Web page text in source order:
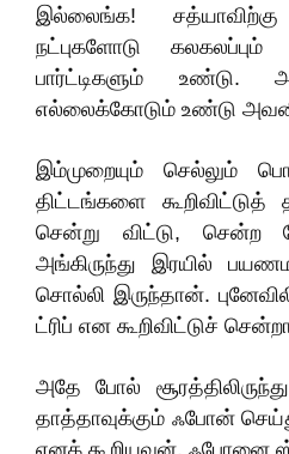
இல்லைங்க!
நட்புகளோடு
பார்ட்டிகளும் உண்டு.
எல்லைக்கோடும் உண்டு
இம்முறையும் செல்லும்‌
திட்டங்களை
சென்று விட்டு, சென்ற
அங்கிருந்து இரயில்
சொல்லி இருந்தான்.
ட்ரிப் என கூறிவிட்டுச்
அதே போல்
தாத்தாவுக்கும் ஃபோன்
எனக் கூறியவன், ஃபோனை